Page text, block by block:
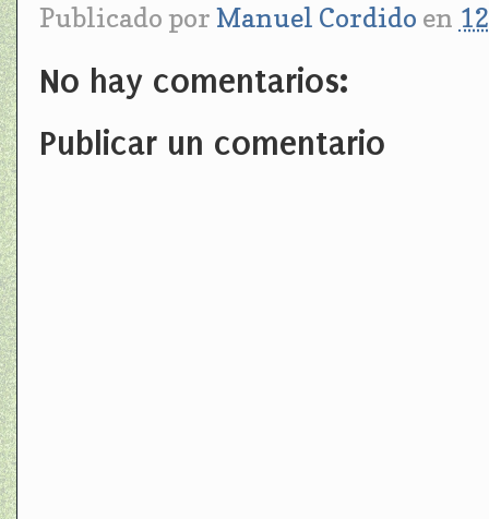
Publicado por Manuel Cordido en
No hay comentarios:
Publicar un comentario